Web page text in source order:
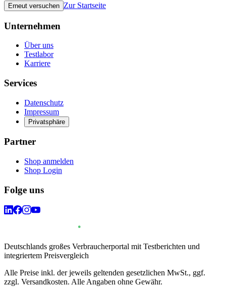
Erneut versuchen Zur Startseite
Unternehmen
Über uns
Testlabor
Karriere
Services
Datenschutz
Impressum
Privatsphäre
Partner
Shop anmelden
Shop Login
Folge uns
Deutschlands großes Verbraucherportal mit Testberichten und
integriertem Preisvergleich
Alle Preise inkl. der jeweils geltenden gesetzlichen MwSt., ggf.
zzgl. Versandkosten. Alle Angaben ohne Gewähr.